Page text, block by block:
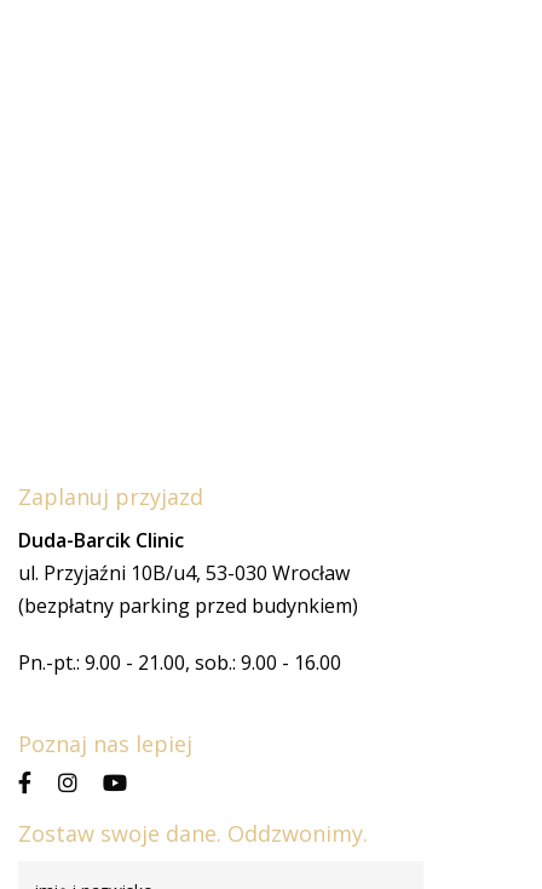
Zaplanuj przyjazd
Duda-Barcik Clinic
ul. Przyjaźni 10B/u4, 53-030 Wrocław
(bezpłatny parking przed budynkiem)
Pn.-pt.: 9.00 - 21.00, sob.: 9.00 - 16.00
Poznaj nas lepiej
Zostaw swoje dane. Oddzwonimy.